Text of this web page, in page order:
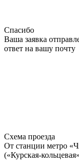
Спасибо
Ваша заявка
ответ на вашу почту
Схема проезда
От станции метро
(«Курская-